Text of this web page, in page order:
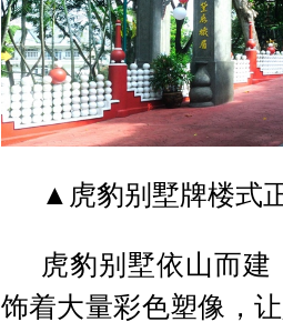
▲虎豹别墅牌楼式
虎豹别墅依山而
饰着大量彩色塑像，